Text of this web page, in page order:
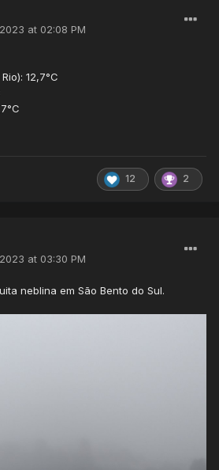
at 02:08 PM
12,7°C
12 2
at 03:30 PM
neblina em São Bento do Sul.